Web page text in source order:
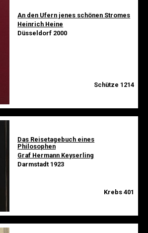
An den Ufern jenes schönen Stromes
Heinrich Heine
Düsseldorf 2000
Schütze 1214
Das Reisetagebuch eines
Philosophen
Graf Hermann Keyserling
Darmstadt 1923
Krebs 401